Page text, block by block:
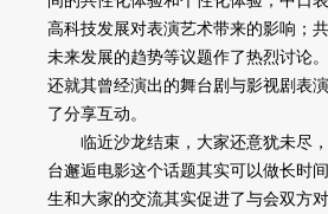
高科技发展对表演艺术带来的影响；
未来发展的趋势等议题作了热烈讨论
还就其曾经演出的舞台剧与影视剧表
了分享互动。
临近沙龙结束，大家还意犹未尽，
台邂逅电影这个话题其实可以做长时
生和大家的交流其实促进了与会双方